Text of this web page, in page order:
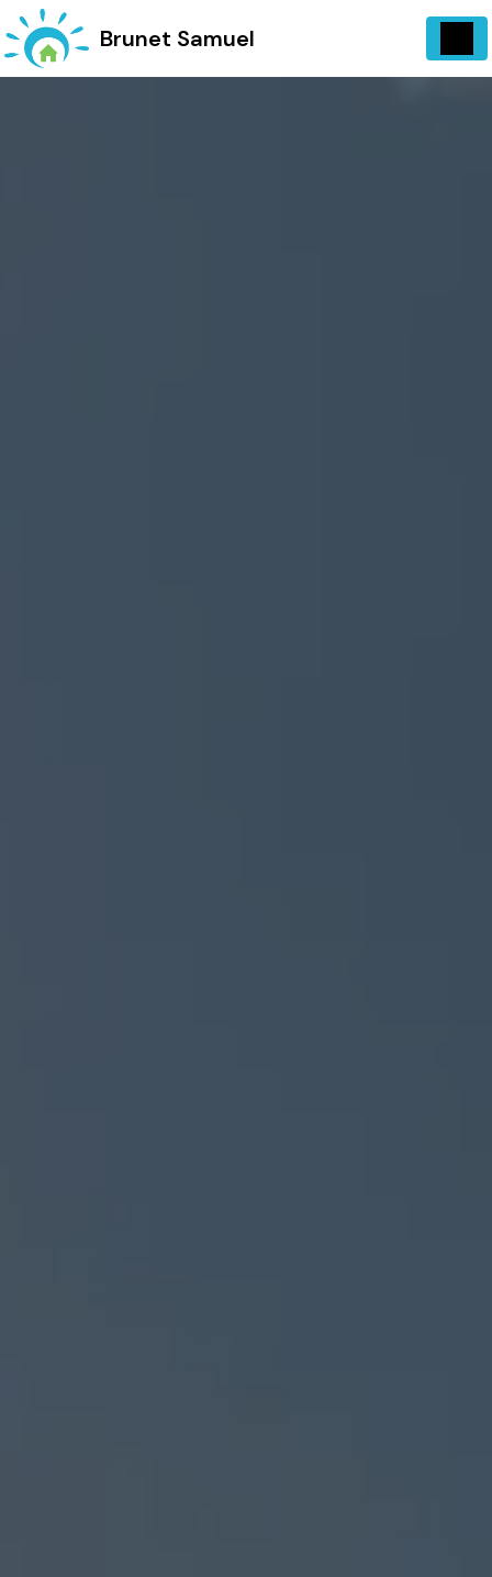
734 Vieux, Chemin d'Entrecasteaux 83570 Carcès
06 13 07 72 97Brunet Samuel
Panneau de gestion des cookies